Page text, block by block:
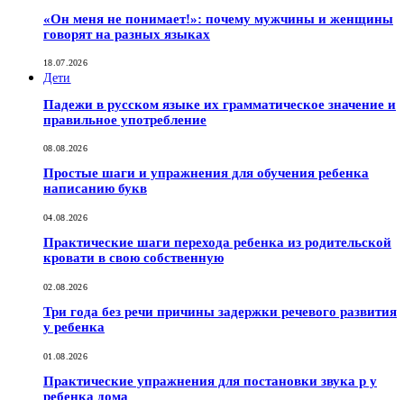
«Он меня не понимает!»: почему мужчины и женщины
говорят на разных языках
18.07.2026
Дети
Падежи в русском языке их грамматическое значение и
правильное употребление
08.08.2026
Простые шаги и упражнения для обучения ребенка
написанию букв
04.08.2026
Практические шаги перехода ребенка из родительской
кровати в свою собственную
02.08.2026
Три года без речи причины задержки речевого развития
у ребенка
01.08.2026
Практические упражнения для постановки звука р у
ребенка дома